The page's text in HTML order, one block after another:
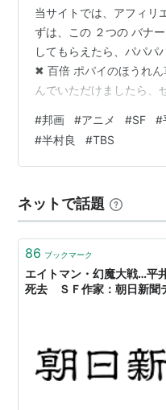
のめり込む性行での被
いる。
現在はまっていること
こと。
作中に友人のSF仲間の
す。
愛称は「ひらりん」。
小説
『アダルト・ウル
『ウルフガイ』シリ
『幻魔大戦』シリ
『ハルマゲドン 第
『ハルマゲドンの少
当サイトでは、アフィリ
ずは、この ２つの バナ
してもらえたら、パパパ
✖ 百倍 ポパイのほうれ
んでいただけましたら、
は じ め に ご 挨 拶 本 編
優ほか） スタッフほか
ブログサークルコメント
拶…
#邦画 #アニメ #SF #
#半村良 #TBS
ネットで話題
86 ブックマーク
エイトマン・幻魔大戦…平
死去 ＳＦ作家：朝日新聞